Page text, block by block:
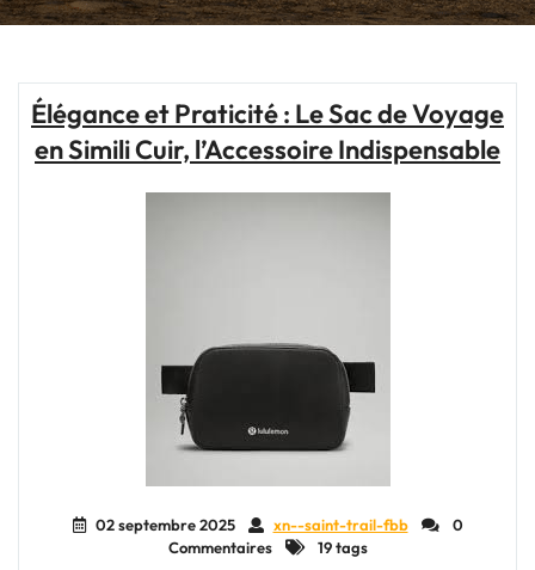
Élégance et Praticité : Le Sac de Voyage
en Simili Cuir, l’Accessoire Indispensable
02 septembre 2025 xn--saint-trail-fbb
0
Commentaires
19 tags